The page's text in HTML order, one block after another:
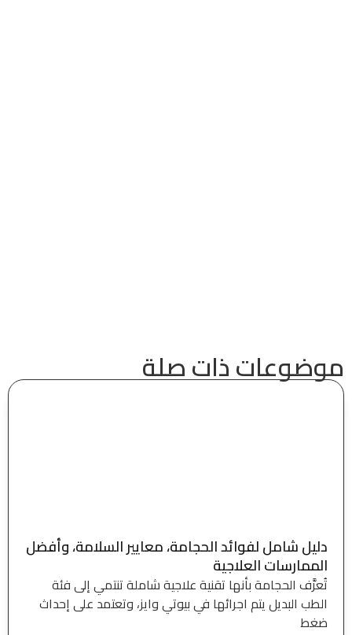
موضوعات ذات صلة
دليل شامل لفوائد الحجامة، معايير السلامة، وأفضل
الممارسات العلاجية
تُعرَّف الحجامة بأنها تقنية علاجية شاملة تنتمي إلى فئة
الطب البديل يتم اجرائها في بيوتي وايز، وتعتمد على إحداث
ضغط